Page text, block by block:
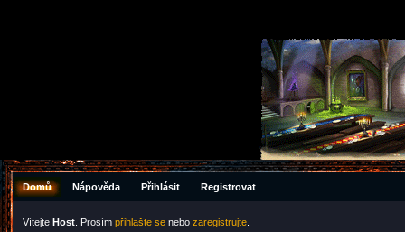
Domů Nápověda Přihlásit Registrovat
Vítejte Host . Prosím přihlašte se nebo zaregistrujte